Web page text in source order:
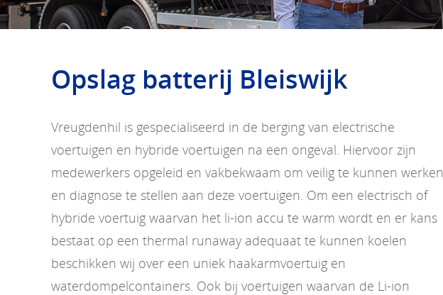
Opslag batterij Bleiswijk
Vreugdenhil is gespecialiseerd in de berging van electrische
voertuigen en hybride voertuigen na een ongeval. Hiervoor zijn
medewerkers opgeleid en vakbekwaam om veilig te kunnen werken
en diagnose te stellen aan deze voertuigen. Om een electrisch of
hybride voertuig waarvan het li-ion accu te warm wordt en er kans
bestaat op een thermal runaway adequaat te kunnen koelen
beschikken wij over een uniek haakarmvoertuig en
waterdompelcontainers. Ook bij voertuigen waarvan de Li-ion